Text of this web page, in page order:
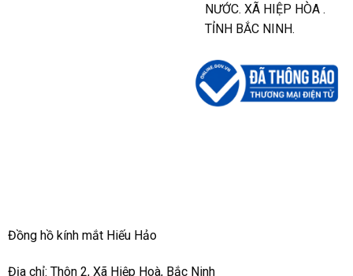
NƯỚC. XÃ HIỆP HÒA .
TỈNH BẮC NINH.
Đồng hồ kính mắt Hiếu Hảo
Địa chỉ: Thôn 2, Xã Hiệp Hoà, Bắc Ninh